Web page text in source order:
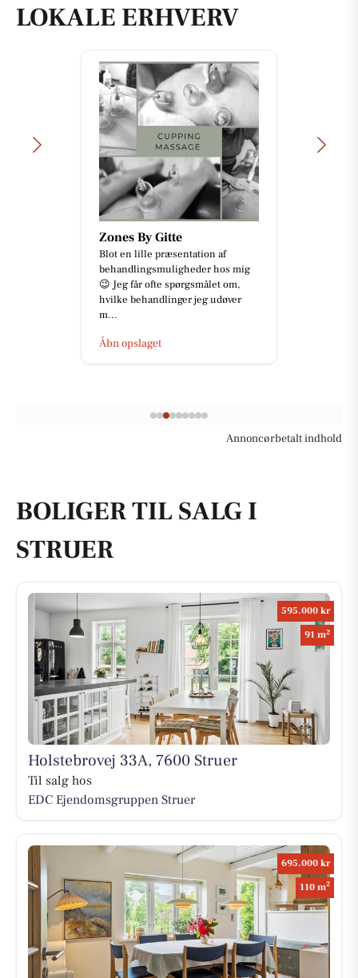
LOKALE ERHVERV
Zones By Gitte
Blot en lille præsentation af
behandlingsmuligheder hos mig
😉 Jeg får ofte spørgsmålet om,
hvilke behandlinger jeg udøver
m...
Åbn opslaget
Annoncørbetalt indhold
BOLIGER TIL SALG I
STRUER
595.000 kr
91 m2
Holstebrovej 33A, 7600 Struer
Til salg hos
EDC Ejen­doms­grup­pen Struer
695.000 kr
110 m2